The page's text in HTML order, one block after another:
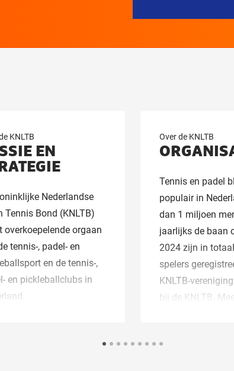
KNLTB
EN
Nederlandse
Tennis Bond (KNLTB)
overkoepelende orgaan
tennis-, padel- en
en de tennis-,
en pickleballclubs in
Over de KNLTB
Tennis en padel
populair in
dan 1 miljoen
jaarlijks de baan
2024 zijn in
spelers
KNLTB-
bij de KNLTB.
Tennis-en